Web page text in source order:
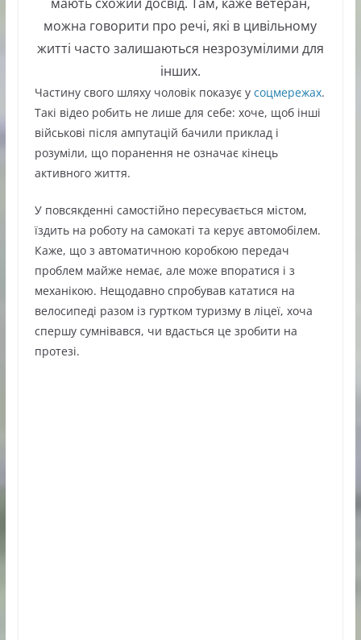
можна говорити про речі, які в цивільному
житті часто залишаються незрозумілими для
інших.
Частину свого шляху чоловік показує у соцмережах.
Такі відео робить не лише для себе: хоче, щоб інші
військові після ампутацій бачили приклад і
розуміли, що поранення не означає кінець
активного життя.
У повсякденні самостійно пересувається містом,
їздить на роботу на самокаті та керує автомобілем.
Каже, що з автоматичною коробкою передач
проблем майже немає, але може впоратися і з
механікою. Нещодавно спробував кататися на
велосипеді разом із гуртком туризму в ліцеї, хоча
спершу сумнівався, чи вдасться це зробити на
протезі.